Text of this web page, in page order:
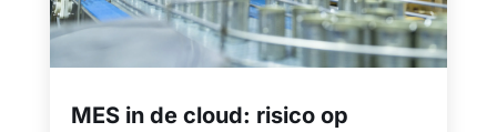
MES in de cloud: risico op